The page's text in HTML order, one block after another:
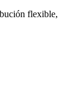
flexible,